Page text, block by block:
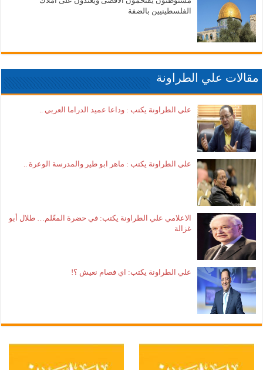
الفلسطينيين بالضفة
مقالات علي الطراونة
علي الطراونة يكتب : وداعا عميد الدراما العربي ..
علي الطراونة يكتب : ماهر ابو طير والمدرسة الوعرة ..
الاعلامي علي الطراونة يكتب: في حضرة المعّلم… طلال أبو
غزالة
علي الطراونة يكتب: اي فصام نعيش ؟!